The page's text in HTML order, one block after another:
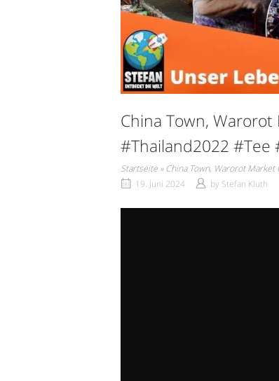
China Town,
#Thailand2022
Startseite »China Town, Warorot
19. Juni 2024
by Stefan Kluth